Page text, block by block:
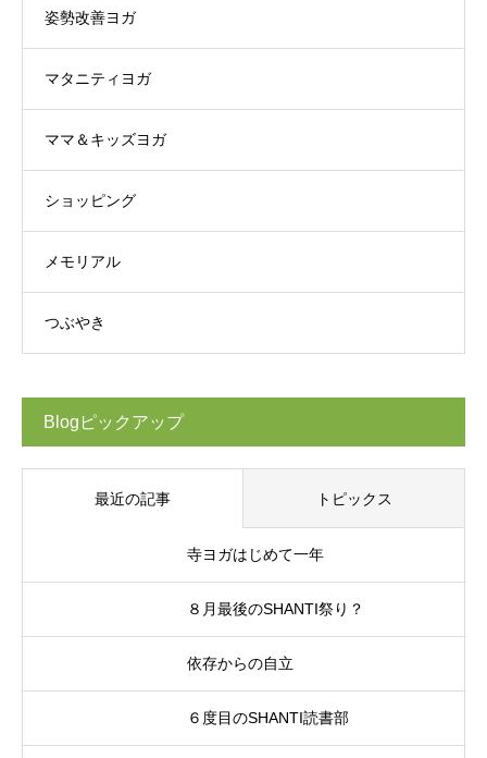
姿勢改善ヨガ
マタニティヨガ
ママ＆キッズヨガ
ショッピング
メモリアル
つぶやき
Blogピックアップ
最近の記事 トピックス
寺ヨガはじめて一年
８月最後のSHANTI祭り？
依存からの自立
６度目のSHANTI読書部